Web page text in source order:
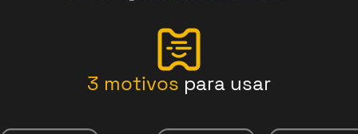
3 motivos para usar